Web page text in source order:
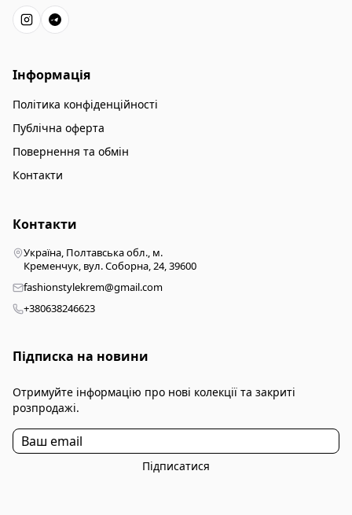
Інформація
Політика конфіденційності
Публічна оферта
Повернення та обмін
Контакти
Контакти
Україна, Полтавська обл., м.
Кременчук, вул. Соборна, 24, 39600
fashionstylekrem@gmail.com
+380638246623
Підписка на новини
Отримуйте інформацію про нові колекції та закриті
розпродажі.
Підписатися